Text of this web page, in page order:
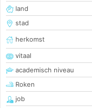
land
stad
herkomst
vitaal
academisch niveau
Roken
job